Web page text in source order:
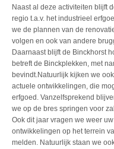
Naast al deze activiteiten blijft
regio t.a.v. het industrieel
we de plannen van de
volgen en ook van andere
Daarnaast blijft de Binckhorst
betreft de Binckplekken, met
bevindt.Natuurlijk kijken we
actuele ontwikkelingen, die
erfgoed. Vanzelfsprekend
we op de bres springen voor
Ook dit jaar vragen we weer
ontwikkelingen op het terrein
melden. Natuurlijk staan we